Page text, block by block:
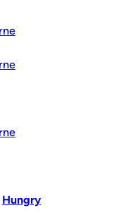
Hungry